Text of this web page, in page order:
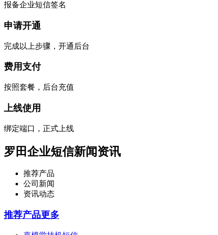
报备企业短信签名
申请开通
完成以上步骤，开通后台
费用支付
按照套餐，后台充值
上线使用
绑定端口，正式上线
罗田企业短信新闻资讯
推荐产品
公司新闻
资讯动态
推荐产品更多